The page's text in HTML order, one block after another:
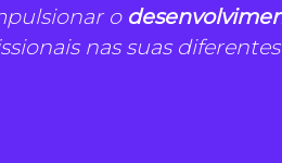
o
nas suas